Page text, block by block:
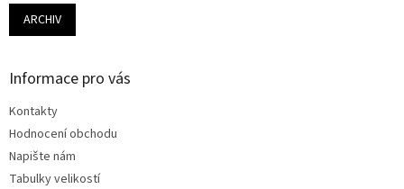
ARCHIV
Informace pro vás
Kontakty
Hodnocení obchodu
Napište nám
Tabulky velikostí